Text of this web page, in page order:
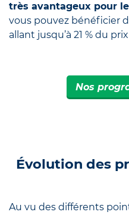
très avantageux pour
vous pouvez bénéficier
allant jusqu’à 21 % du
Nos
Évolution des
Au vu des différents